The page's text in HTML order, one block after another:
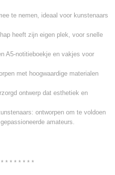
te nemen, ideaal voor kunstenaars
heeft zijn eigen plek, voor snelle
A5-notitieboekje en vakjes voor
met hoogwaardige materialen
ontwerp dat esthetiek en
ontworpen om te voldoen
amateurs.
* * * * * * *